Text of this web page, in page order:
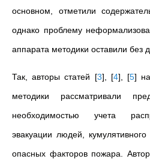
основном, отметили
однако проблему
аппарата методики оставили без
Так, авторы статей [3] [4] [5]
методики рассматривали
необходимостью учета
эвакуации людей,
опасных факторов пожара.